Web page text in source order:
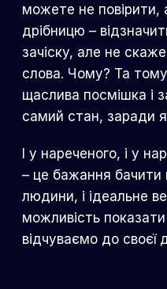
можете не повірити,
дрібницю –
зачіску, але не
слова. Чому? Та
щаслива посмішка і
самий стан, заради
І у нареченого, і у
– це бажання бачити
людини, і ідеальне
можливість
відчуваємо до своєї